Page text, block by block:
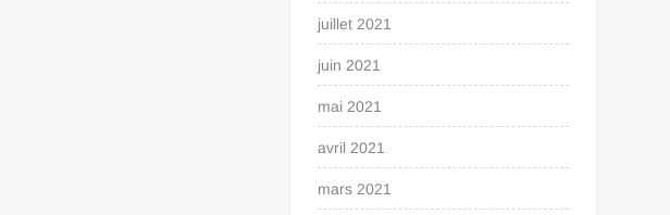
juillet 2021
juin 2021
mai 2021
avril 2021
mars 2021